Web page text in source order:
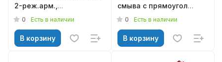
2-реж.арм.,
сид.полипропилен),
0 Есть в наличии
В корзину
смыва с прямоугол
кнопками, черный
0 Есть в наличии
В корзину